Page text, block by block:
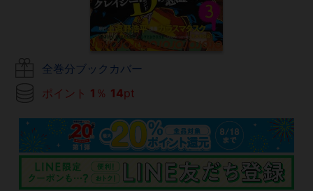
全巻分ブックカバー
ポイント 1 ％ 14pt